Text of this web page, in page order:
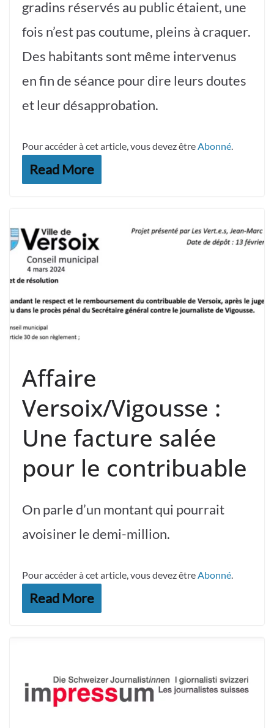
gradins réservés au public étaient, une
fois n’est pas coutume, pleins à craquer.
Des habitants sont même intervenus
en fin de séance pour dire leurs doutes
et leur désapprobation.
Pour accéder à cet article, vous devez êtreAbonné.
Read More
Affaire
Versoix/Vigousse :
Une facture salée
pour le contribuable
On parle d’un montant qui pourrait
avoisiner le demi-million.
Pour accéder à cet article, vous devez êtreAbonné.
Read More